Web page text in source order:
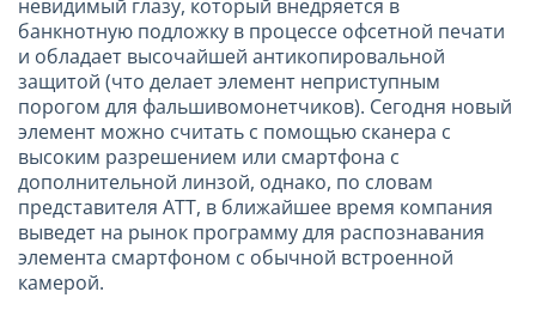
невидимый глазу, который внедряется в
банкнотную подложку в процессе офсетной печати
и обладает высочайшей антикопировальной
защитой (что делает элемент неприступным
порогом для фальшивомонетчиков). Сегодня новый
элемент можно считать с помощью сканера с
высоким разрешением или смартфона с
дополнительной линзой, однако, по словам
представителя ATT, в ближайшее время компания
выведет на рынок программу для распознавания
элемента смартфоном с обычной встроенной
камерой.